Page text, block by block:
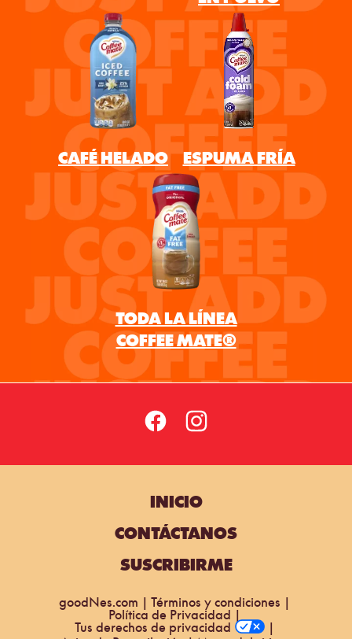
INICIO
CONTÁCTANOS
SUSCRIBIRME
goodNes.com Términos y condiciones
Política de Privacidad
Tus derechos de privacidad